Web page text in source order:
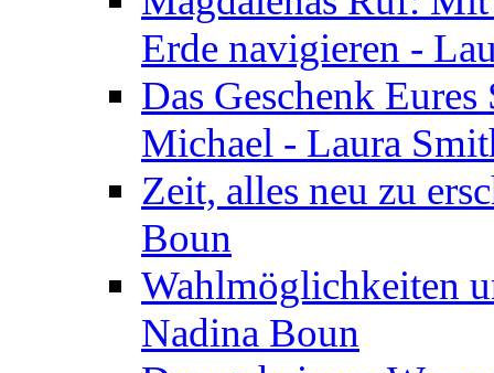
Erde navigieren -
Das Geschenk
Michael - Laura
Zeit, alles neu zu
Boun
Wahlmöglichkeiten
Nadina Boun